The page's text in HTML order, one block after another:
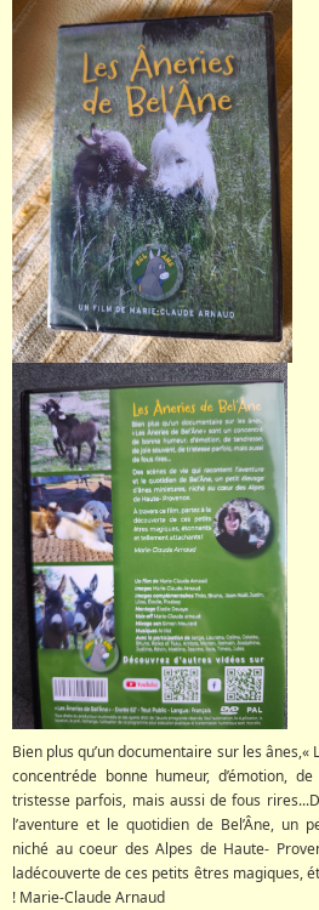
Bien plus qu’un documentaire sur les ânes,«
concentréde bonne humeur, d’émotion,
tristesse parfois, mais aussi de fous
l’aventure et le quotidien de Bel’Âne, un
niché au coeur des Alpes de Haute-
ladécouverte de ces petits êtres magiques,
! Marie-Claude Arnaud